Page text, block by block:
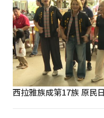
西拉雅族成第17族 原民